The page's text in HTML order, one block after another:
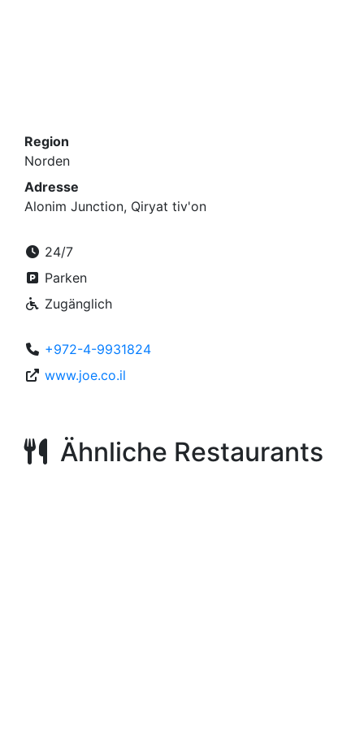
Region
Norden
Adresse
Alonim Junction, Qiryat tiv'on
24/7
Parken
Zugänglich
+972-4-9931824
www.joe.co.il
Ähnliche Restaurants